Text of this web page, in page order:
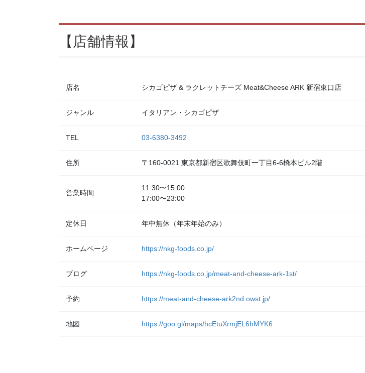
【店舗情報】
店名 シカゴピザ & ラクレットチーズ Meat&Cheese ARK 新宿東口店
ジャンル イタリアン・シカゴピザ
TEL 03-6380-3492
住所 〒160-0021 東京都新宿区歌舞伎町一丁目6-6橋本ビル2階
営業時間
11:30〜15:00
17:00〜23:00
定休日 年中無休（年末年始のみ）
ホームページ https://nkg-foods.co.jp/
ブログ https://nkg-foods.co.jp/meat-and-cheese-ark-1st/
予約 https://meat-and-cheese-ark2nd.owst.jp/
地図 https://goo.gl/maps/hcEtuXrmjEL6hMYK6